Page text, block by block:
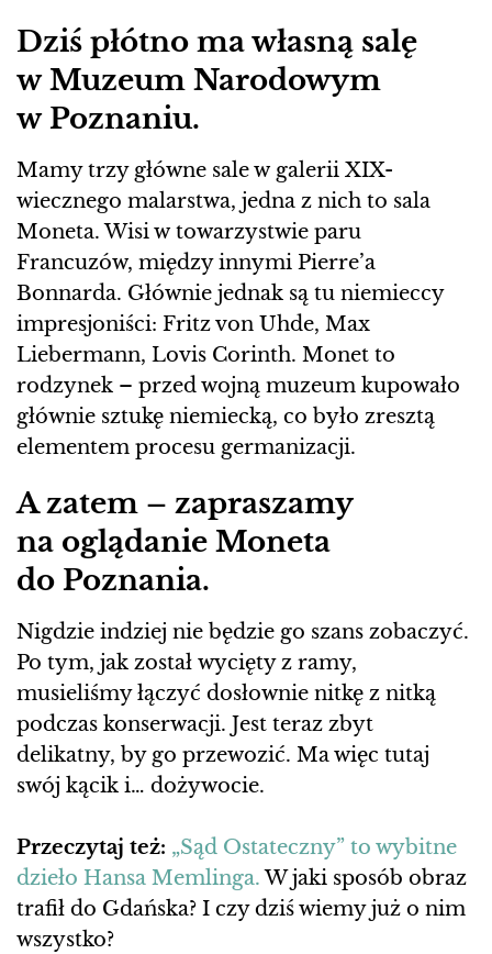
Dziś płótno ma własną salę
w Muzeum Narodowym
w Poznaniu.
Mamy trzy główne sale w galerii XIX-
wiecznego malarstwa, jedna z nich to sala
Moneta. Wisi w towarzystwie paru
Francuzów, między innymi Pierre’a
Bonnarda. Głównie jednak są tu niemieccy
impresjoniści: Fritz von Uhde, Max
Liebermann, Lovis Corinth. Monet to
rodzynek – przed wojną muzeum kupowało
głównie sztukę niemiecką, co było zresztą
elementem procesu germanizacji.
A zatem – zapraszamy
na oglądanie Moneta
do Poznania.
Nigdzie indziej nie będzie go szans zobaczyć.
Po tym, jak został wycięty z ramy,
musieliśmy łączyć dosłownie nitkę z nitką
podczas konserwacji. Jest teraz zbyt
delikatny, by go przewozić. Ma więc tutaj
swój kącik i… dożywocie.
Przeczytaj też: „Sąd Ostateczny” to wybitne
dzieło Hansa Memlinga.W jaki sposób obraz
trafił do Gdańska? I czy dziś wiemy już o nim
wszystko?